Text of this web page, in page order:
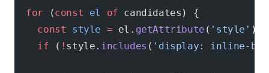
  for
(const el of candidates) {
    const
style = el. getAttribute ( 'style' )
    if
( ! style. includes ( 'display: inline-